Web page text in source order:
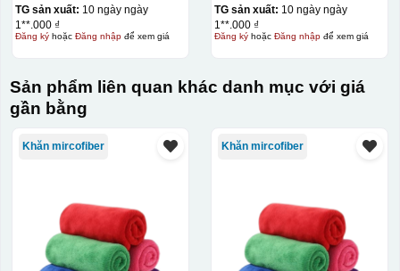
Hộp carton trắng đồng hồ quai xách không in
TG sản xuất: 10 ngày ngày
1**.000 ₫
Đăng kýhoặc Đăng nhậpđể xem giá
TG sản xuất: 10 ngày ngày
1**.000 ₫
Đăng kýhoặc Đăng nhậpđể xem giá
Sản phẩm liên quan khác danh mục với giá
gần bằng
Khăn mircofiber Khăn mircofiber